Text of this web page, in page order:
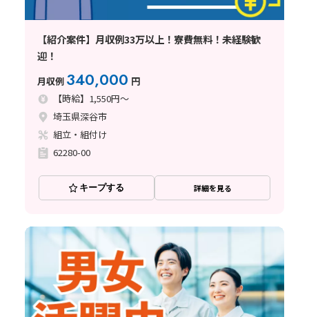
【紹介案件】月収例33万以上！寮費無料！未経験歓
迎！
月収例 340,000 円
【時給】1,550円～
埼玉県深谷市
組立・組付け
62280-00
キープする 詳細を見る